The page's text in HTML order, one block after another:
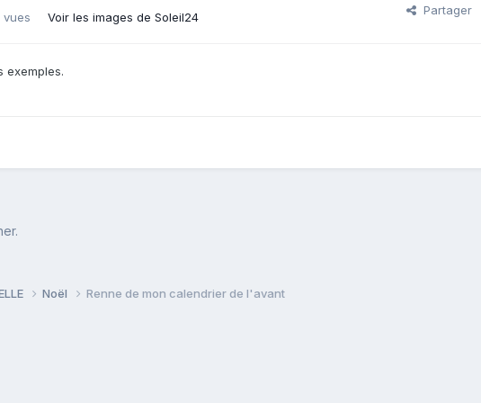
vues Voir les images de Soleil24
Partager
exemples.
Noël Renne de mon calendrier de l'avant